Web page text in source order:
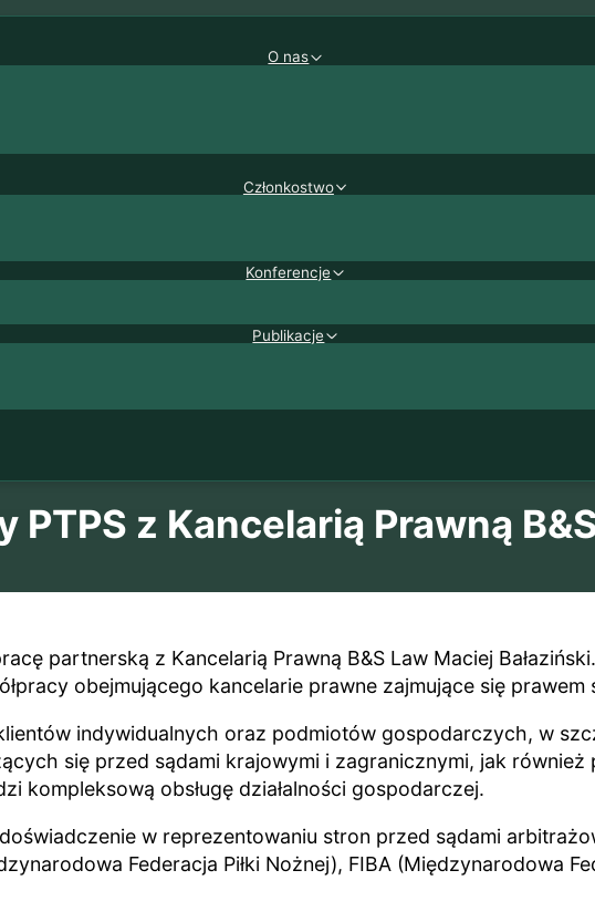
O nas
Członkostwo
Konferencje
Publikacje
PTPS z Kancelarią Prawną
partnerską z Kancelarią Prawną B&S Law Maciej
obejmującego kancelarie prawne zajmujące się
indywidualnych oraz podmiotów gospodarczych, w
się przed sądami krajowymi i zagranicznymi, jak
kompleksową obsługę działalności gospodarczej.
w reprezentowaniu stron przed sądami
Federacja Piłki Nożnej), FIBA (Międzynarodowa